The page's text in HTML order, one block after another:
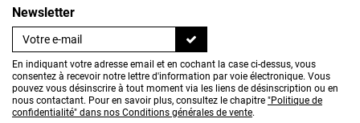
Newsletter
En indiquant votre adresse email et en cochant la case ci-dessus, vous
consentez à recevoir notre lettre d'information par voie électronique. Vous
pouvez vous désinscrire à tout moment via les liens de désinscription ou en
nous contactant. Pour en savoir plus, consultez le chapitre "Politique de
confidentialité" dans nos Conditions générales de vente.